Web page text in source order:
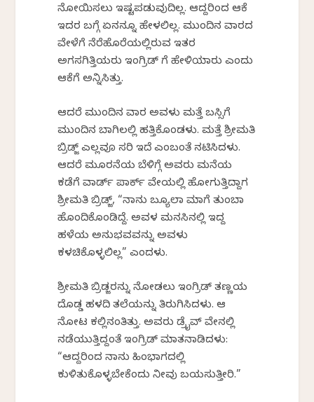
ನೋಯಿಸಲು ಇಷ್ಟಪಡುವುದಿಲ್ಲ. ಆದ್ದರಿಂದ ಆಕೆ
ಇದರ ಬಗ್ಗೆ ಏನನ್ನೂ ಹೇಳಲಿಲ್ಲ. ಮುಂದಿನ ವಾರದ
ವೇಳೆಗೆ ನೆರೆಹೊರೆಯಲ್ಲಿರುವ ಇತರ
ಅಗಸಗಿತ್ತಿಯರು ಇಂಗ್ರಿಡ್ ಗೆ ಹೇಳಿಯಾರು ಎಂದು
ಆಕೆಗೆ ಅನ್ನಿಸಿತ್ತು.
ಆದರೆ ಮುಂದಿನ ವಾರ ಅವಳು ಮತ್ತೆ ಬಸ್ಸಿಗೆ
ಮುಂದಿನ ಬಾಗಿಲಲ್ಲಿ ಹತ್ತಿಕೊಂಡಳು. ಮತ್ತೆ ಶ್ರೀಮತಿ
ಬ್ರಿಡ್ಜ್ ಎಲ್ಲವೂ ಸರಿ ಇದೆ ಎಂಬಂತೆ ನಟಿಸಿದಳು.
ಆದರೆ ಮೂರನೆಯ ಬೆಳಿಗ್ಗೆ ಅವರು ಮನೆಯ
ಕಡೆಗೆ ವಾರ್ಡ್ ಪಾರ್ಕ್ ವೇಯಲ್ಲಿ ಹೋಗುತ್ತಿದ್ದಾಗ
ಶ್ರೀಮತಿ ಬ್ರಿಡ್ಜ್, “ನಾನು ಬ್ಯೂಲಾ ಮಾಗೆ ತುಂಬಾ
ಹೊಂದಿಕೊಂಡಿದ್ದೆ. ಅವಳ ಮನಸಿನಲ್ಲಿ ಇದ್ದ
ಹಳೆಯ ಅನುಭವವನ್ನು ಅವಳು
ಕಳಚಿಕೊಳ್ಳಲಿಲ್ಲ” ಎಂದಳು.
ಶ್ರೀಮತಿ ಬ್ರಿಡ್ಜರನ್ನು ನೋಡಲು ಇಂಗ್ರಿಡ್ ತಣ್ಣಯ
ದೊಡ್ಡ ಹಳದಿ ತಲೆಯನ್ನು ತಿರುಗಿಸಿದಳು. ಆ
ನೋಟ ಕಲ್ಲಿನಂತಿತ್ತು. ಅವರು ಡ್ರೈವ್ ವೇನಲ್ಲಿ
ನಡೆಯುತ್ತಿದ್ದಂತೆ ಇಂಗ್ರಿಡ್ ಮಾತನಾಡಿದಳು:
“ಆದ್ದರಿಂದ ನಾನು ಹಿಂಭಾಗದಲ್ಲಿ
ಕುಳಿತುಕೊಳ್ಳಬೇಕೆಂದು ನೀವು ಬಯಸುತ್ತೀರಿ.”